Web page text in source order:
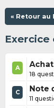
« Retour au
A
18
C Note
11